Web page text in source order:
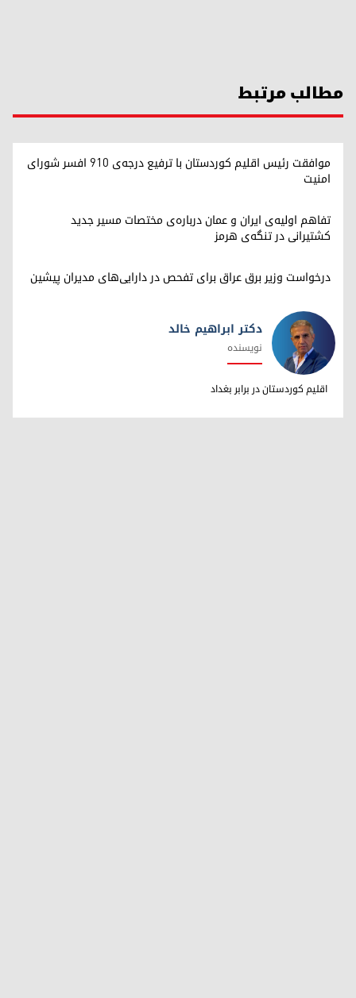
مطالب مرتبط
موافقت رئیس اقلیم کوردستان با ترفیع درجه‌ی ۹۱۰ افسر شورای
امنیت
تفاهم اولیه‌ی ایران و عمان درباره‌ی مختصات مسیر جدید
کشتیرانی در تنگه‌ی هرمز
درخواست وزیر برق عراق برای تفحص در دارایی‌های مدیران پیشین
دکتر ابراهیم خالد
دکتر ابراهیم خالد
نویسنده
اقلیم کوردستان در برابر بغداد